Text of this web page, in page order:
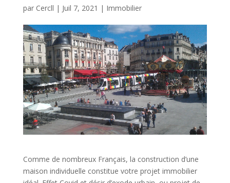
par Cercll | Juil 7, 2021 | Immobilier
Comme de nombreux Français, la construction d’une
maison individuelle constitue votre projet immobilier